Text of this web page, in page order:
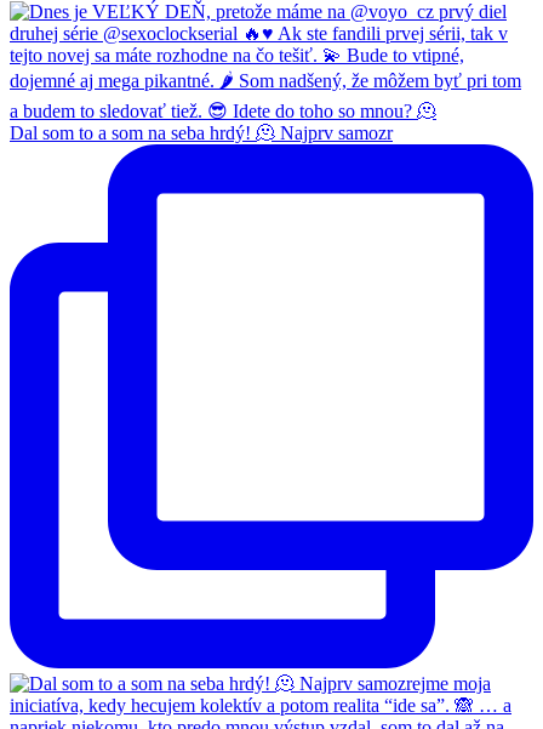
Dal som to a som na seba hrdý! 🫠 Najprv samozr